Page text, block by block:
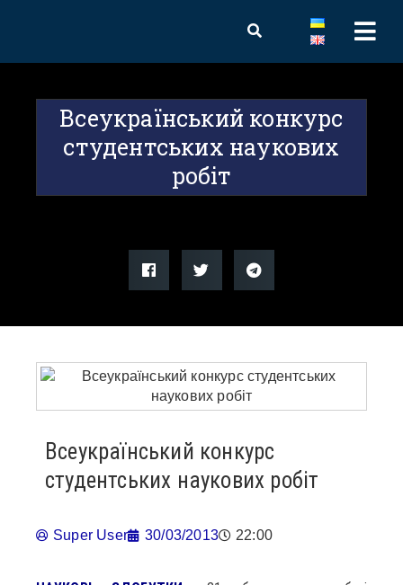
Всеукраїнський конкурс
студентських наукових
робіт
Всеукраїнський конкурс
студентських наукових робіт
Super User 30/03/2013 22:00